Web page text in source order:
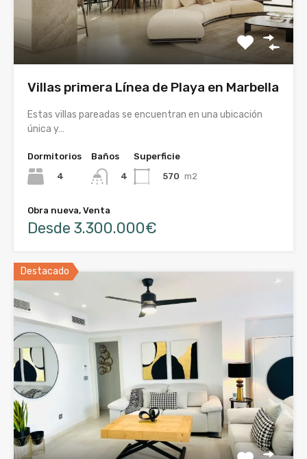
Villas primera Línea de Playa en Marbella
Estas villas pareadas se encuentran en una ubicación
única y…
Dormitorios
4
Baños
4
Superficie
570 m2
Obra nueva, Venta
Desde 3.300.000€
Destacado